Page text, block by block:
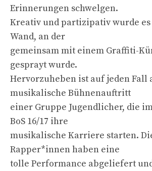
Erinnerungen schwelgen.
Kreativ und partizipativ wurde
Wand, an der
gemeinsam mit einem Graffiti-
gesprayt wurde.
Hervorzuheben ist auf jeden Fall
musikalische Bühnenauftritt
einer Gruppe Jugendlicher, die
BoS 16/17 ihre
musikalische Karriere starten.
Rapper*innen haben eine
tolle Performance abgeliefert